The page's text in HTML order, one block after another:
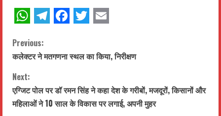
C
o
n
t
Previous:
कलेक्टर ने मतगणना स्थल का किया, निरीक्षण
Next:
एग्जिट पोल पर डॉ रमन सिंह ने कहा देश के गरीबों, मजदूरों, किसानों और
महिलाओं ने 10 साल के विकास पर लगाई, अपनी मुहर